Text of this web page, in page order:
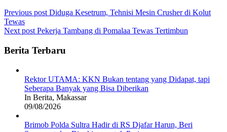
Post
navigation
Previous post Diduga Kesetrum, Tehnisi Mesin Crusher di Kolut
Tewas
Next post Pekerja Tambang di Pomalaa Tewas Tertimbun
Berita Terbaru
Rektor UTAMA: KKN Bukan tentang yang Didapat, tapi
Seberapa Banyak yang Bisa Diberikan
In Berita, Makassar
09/08/2026
Brimob Polda Sultra Hadir di RS Djafar Harun, Beri